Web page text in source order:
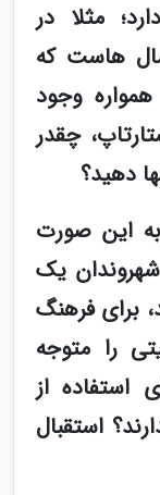
مثلا در
هاست که
وجود
چقدر
دهید؟
این صورت
50درصد از شهروندان یک
برای فرهنگ
را متوجه
استفاده از
استقبال